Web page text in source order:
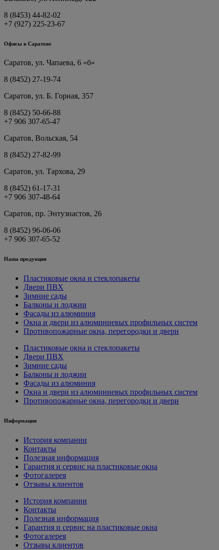
8 (8453) 44-82-02
+7 (927) 225-23-67
Офисы в Саратове
Саратов, ул. Чапаева, 6 «б»
8 (8452) 27-19-74
Саратов, ул. Б. Горная, 357
8 (8452) 50-66-88
+7 906 307-65-47
Саратов, Вольская, 54
8 (8452) 27-82-99
Саратов, ул. Тархова, 29
8 (8452) 61-17-31
+7 906 307-48-64
Саратов, пр. Энтузиастов, 26
8 (8452) 96-06-06
+7 906 307-65-52
Наша продукция
Пластиковые окна и стеклопакеты
Двери ПВХ
Зимние сады
Балконы и лоджии
Фасады из алюминия
Окна и двери из алюминиевых профильных систем
Противопожарные окна, перегородки и двери
Пластиковые окна и стеклопакеты
Двери ПВХ
Зимние сады
Балконы и лоджии
Фасады из алюминия
Окна и двери из алюминиевых профильных систем
Противопожарные окна, перегородки и двери
Информация
История компании
Контакты
Полезная информация
Гарантия и сервис на пластиковые окна
Фотогалерея
Отзывы клиентов
История компании
Контакты
Полезная информация
Гарантия и сервис на пластиковые окна
Фотогалерея
Отзывы клиентов